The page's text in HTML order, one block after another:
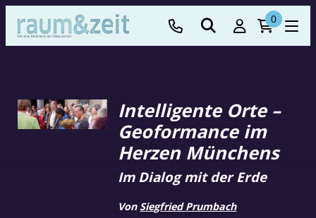
0
Intelligente Orte –
Geoformance im
Herzen Münchens
Im Dialog mit der Erde
Von Siegfried Prumbach